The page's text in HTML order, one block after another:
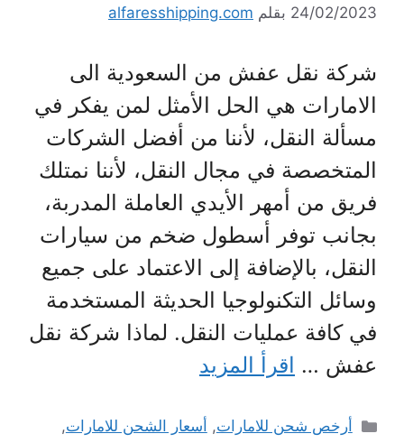
24/02/2023 بقلم alfaresshipping.com
شركة نقل عفش من السعودية الى
الامارات هي الحل الأمثل لمن يفكر في
مسألة النقل، لأننا من أفضل الشركات
المتخصصة في مجال النقل، لأننا نمتلك
فريق من أمهر الأيدي العاملة المدربة،
بجانب توفر أسطول ضخم من سيارات
النقل، بالإضافة إلى الاعتماد على جميع
وسائل التكنولوجيا الحديثة المستخدمة
في كافة عمليات النقل. لماذا شركة نقل
عفش … اقرأ المزيد
التصنيفات
أرخص شحن للامارات, أسعار الشحن للامارات,